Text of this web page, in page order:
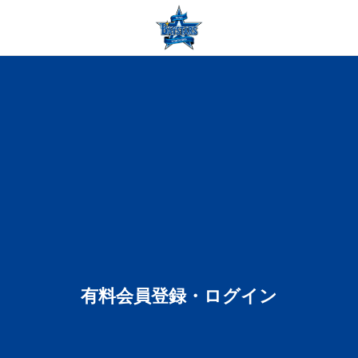
有料会員登録・ログイン